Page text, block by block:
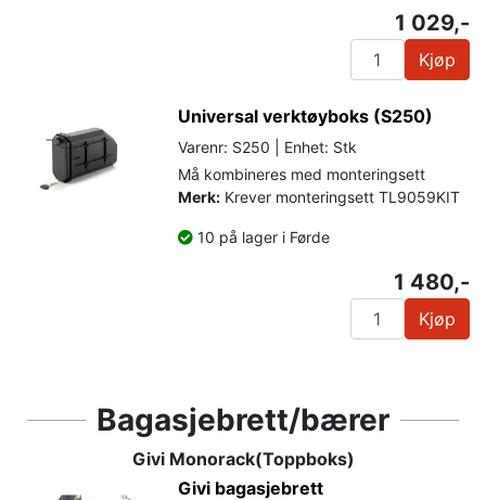
1 029,-
Kjøp
Universal verktøyboks (S250)
Varenr: S250 | Enhet: Stk
Må kombineres med monteringsett
Merk: Krever monteringsett TL9059KIT
10 på lager i Førde
1 480,-
Kjøp
Bagasjebrett/bærer
Givi Monorack(Toppboks)
Givi bagasjebrett